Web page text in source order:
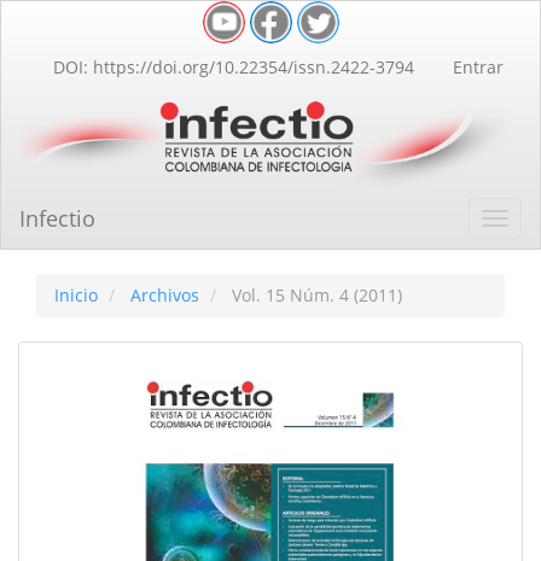
Contenido
principal
lateral
DOI: https://doi.org/10.22354/issn.2422-3794 Entrar
Infectio
Inicio Archivos Vol. 15 Núm. 4 (2011)